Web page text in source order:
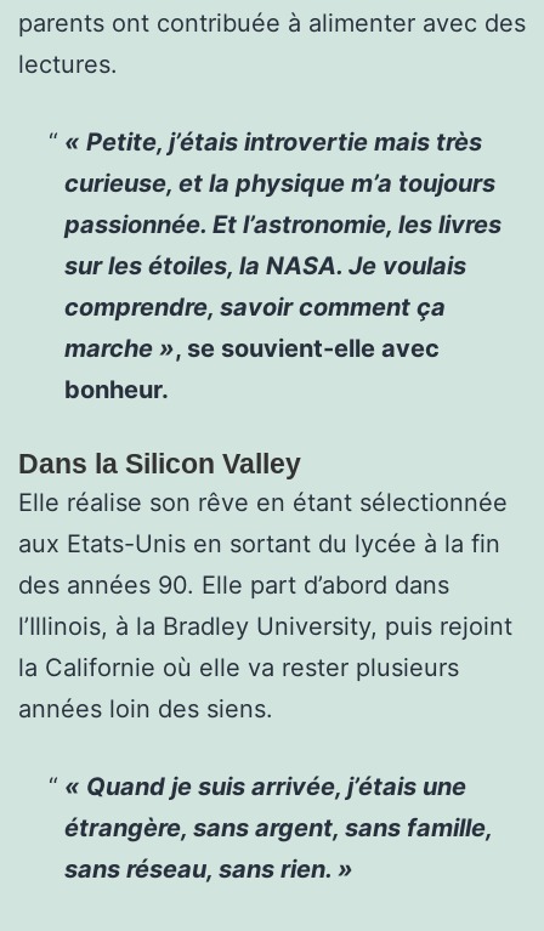
parents ont contribuée à alimenter avec des
lectures.
« Petite, j’étais introvertie mais très
curieuse, et la physique m’a toujours
passionnée. Et l’astronomie, les livres
sur les étoiles, la NASA. Je voulais
comprendre, savoir comment ça
marche », se souvient-elle avec
bonheur.
Dans la Silicon Valley
Elle réalise son rêve en étant sélectionnée
aux Etats-Unis en sortant du lycée à la fin
des années 90. Elle part d’abord dans
l’Illinois, à la Bradley University, puis rejoint
la Californie où elle va rester plusieurs
années loin des siens.
« Quand je suis arrivée, j’étais une
étrangère, sans argent, sans famille,
sans réseau, sans rien. »